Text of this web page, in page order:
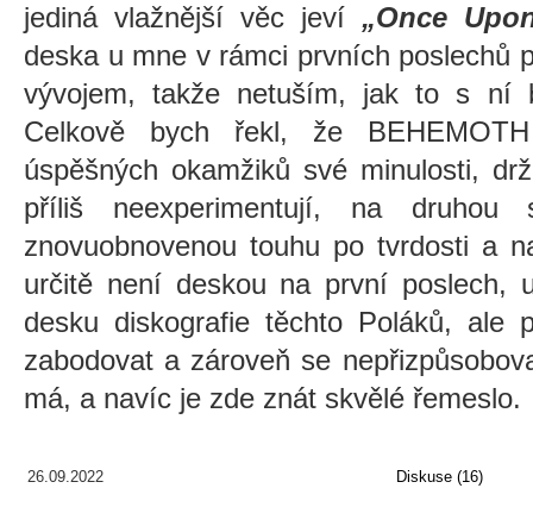
jediná vlažnější věc jeví „Once
deska u mne v rámci prvních poslechů
vývojem, takže netuším, jak to s ní
Celkově bych řekl, že
úspěšných okamžiků své minulosti,
příliš neexperimentují, na druhou
znovuobnovenou touhu po tvrdosti a
určitě není deskou na první poslech,
desku diskografie těchto Poláků, ale
zabodovat a zároveň se
má, a navíc je zde znát skvělé řemeslo.
26.09.2022 Diskuse (16)